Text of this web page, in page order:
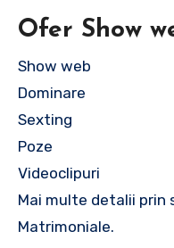
Ofer Show
Show web
Dominare
Sexting
Poze
Videoclipuri
Mai multe detalii prin
Matrimoniale.